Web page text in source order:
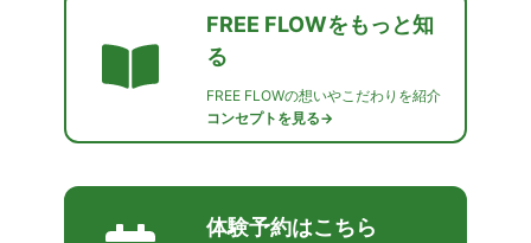
FREE FLOWをもっと知
る
FREE FLOWの想いやこだわりを紹介
コンセプトを見る→
体験予約はこちら